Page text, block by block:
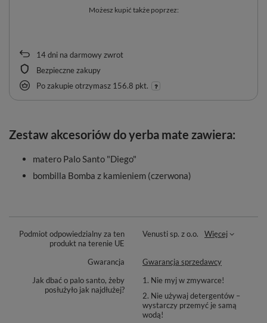
14dni na darmowy zwrot
Bezpieczne zakupy
Po zakupie otrzymasz 156.8 pkt.
Możesz kupić także poprzez:
Zestaw akcesoriów do yerba mate zawiera:
matero Palo Santo "Diego"
bombilla Bomba z kamieniem (czerwona)
Podmiot odpowiedzialny za ten
produkt na terenie UE
Venusti sp. z o.o. Więcej
Gwarancja
Gwarancja sprzedawcy
Jak dbać o palo santo, żeby
posłużyło jak najdłużej?
1. Nie myj w zmywarce!
2. Nie używaj detergentów –
wystarczy przemyć je samą
wodą!